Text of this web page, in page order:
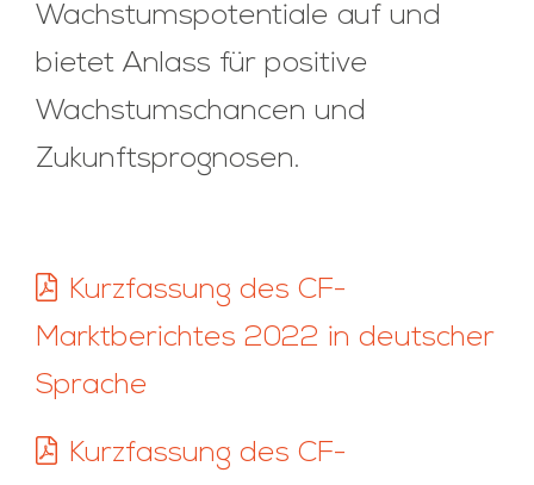
Wachstumspotentiale auf und
bietet Anlass für positive
Wachstumschancen und
Zukunftsprognosen.
Kurzfassung des CF-
Marktberichtes 2022 in deutscher
Sprache
Kurzfassung des CF-